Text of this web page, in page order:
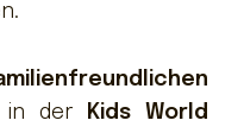
in der
Kids World